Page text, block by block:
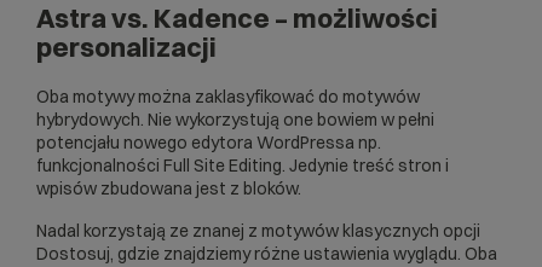
Astra vs. Kadence – możliwości
personalizacji
Oba motywy można zaklasyfikować do motywów
hybrydowych. Nie wykorzystują one bowiem w pełni
potencjału nowego edytora WordPressa np.
funkcjonalności Full Site Editing. Jedynie treść stron i
wpisów zbudowana jest z bloków.
Nadal korzystają ze znanej z motywów klasycznych opcji
Dostosuj, gdzie znajdziemy różne ustawienia wyglądu. Oba